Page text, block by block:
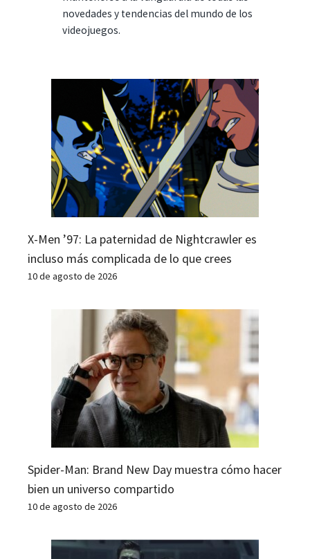
novedades y tendencias del mundo de los
videojuegos.
X-Men ’97: La paternidad de Nightcrawler es
incluso más complicada de lo que crees
10 de agosto de 2026
Spider-Man: Brand New Day muestra cómo hacer
bien un universo compartido
10 de agosto de 2026